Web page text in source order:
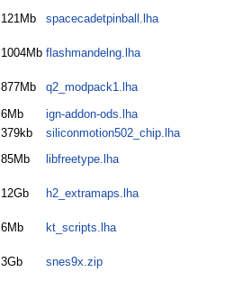
121Mb spacecadetpinball.lha
1004Mb flashmandelng.lha
877Mb
q2_modpack1.lha
6Mb
ign-addon-ods.lha
379kb
siliconmotion502_chip.lha
85Mb libfreetype.lha
12Gb h2_extramaps.lha
6Mb kt_scripts.lha
3Gb
snes9x.zip